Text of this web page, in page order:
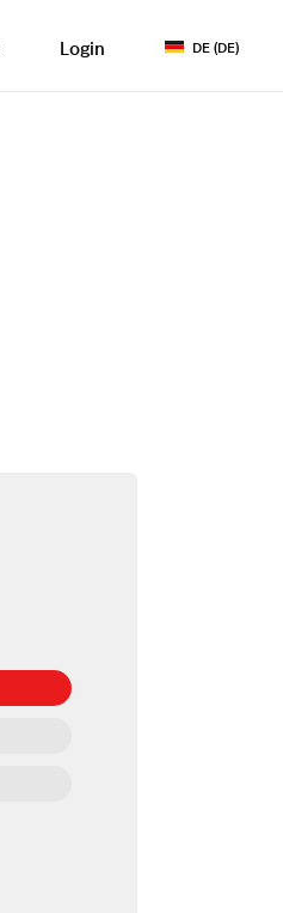
Login DE (DE)